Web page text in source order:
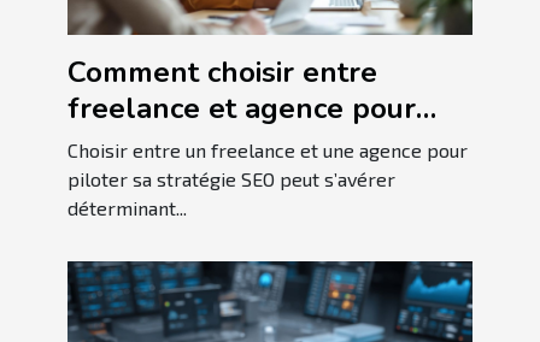
Comment choisir entre
freelance et agence pour
votre stratégie SEO ?
Choisir entre un freelance et une agence pour
piloter sa stratégie SEO peut s’avérer
déterminant...